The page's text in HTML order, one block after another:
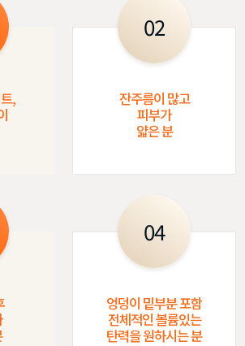
,
02
잔주름이 많고
피부가
얇은 분
04
엉덩이 밑부분 포함
전체적인 볼륨있는
탄력을 원하시는 분